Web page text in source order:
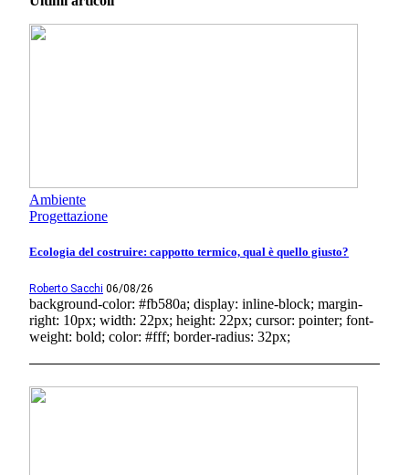
Ambiente
Progettazione
Ecologia del costruire: cappotto termico, qual è quello giusto?
Roberto Sacchi 06/08/26
background-color: #fb580a; display: inline-block; margin-
right: 10px; width: 22px; height: 22px; cursor: pointer; font-
weight: bold; color: #fff; border-radius: 32px;